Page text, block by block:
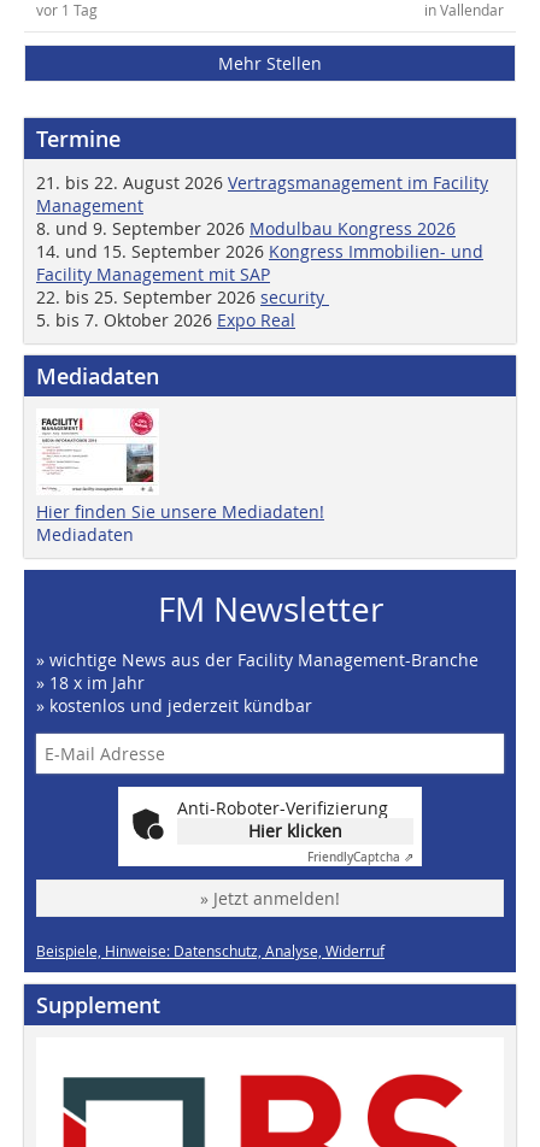
in Vallendar
vor 1 Tag
Mehr Stellen
Termine
21. bis 22. August 2026 Vertragsmanagement im Facility
Management
8. und 9. September 2026 Modulbau Kongress 2026
14. und 15. September 2026 Kongress Immobilien- und
Facility Management mit SAP
22. bis 25. September 2026 security
5. bis 7. Oktober 2026 Expo Real
Mediadaten
Hier finden Sie unsere Mediadaten!
Mediadaten
FM Newsletter
» wichtige News aus der Facility Management-Branche
» 18 x im Jahr
» kostenlos und jederzeit kündbar
Anti-Roboter-Verifizierung
Hier klicken
FriendlyCaptcha ⇗
» Jetzt anmelden!
Beispiele, Hinweise: Datenschutz, Analyse, Widerruf
Supplement